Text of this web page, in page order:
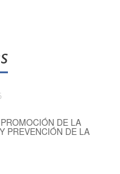
DE LA
PREVENCIÓN DE LA